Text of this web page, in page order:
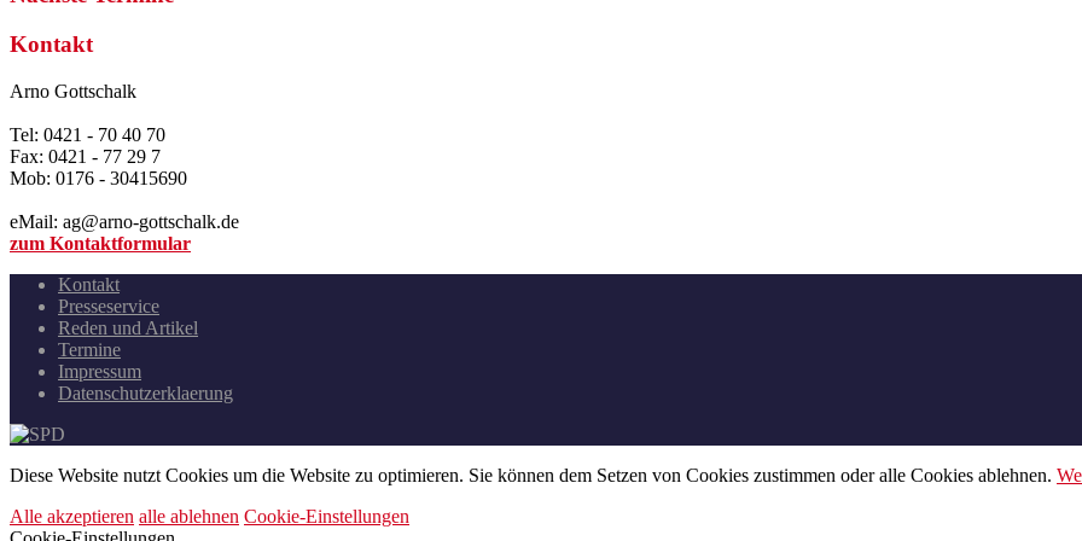
Kontakt
Arno Gottschalk
Tel: 0421 - 70 40 70
Fax: 0421 - 77 29 7
Mob: 0176 - 30415690
eMail: ag@arno-gottschalk.de
zum Kontaktformular
Kontakt
Presseservice
Reden und Artikel
Termine
Impressum
Datenschutzerklaerung
Diese Website nutzt Cookies um die Website zu optimieren. Sie können dem Setzen von Cookies zustimmen oder alle Cookies ablehnen.
Alle akzeptieren alle ablehnen Cookie-Einstellungen